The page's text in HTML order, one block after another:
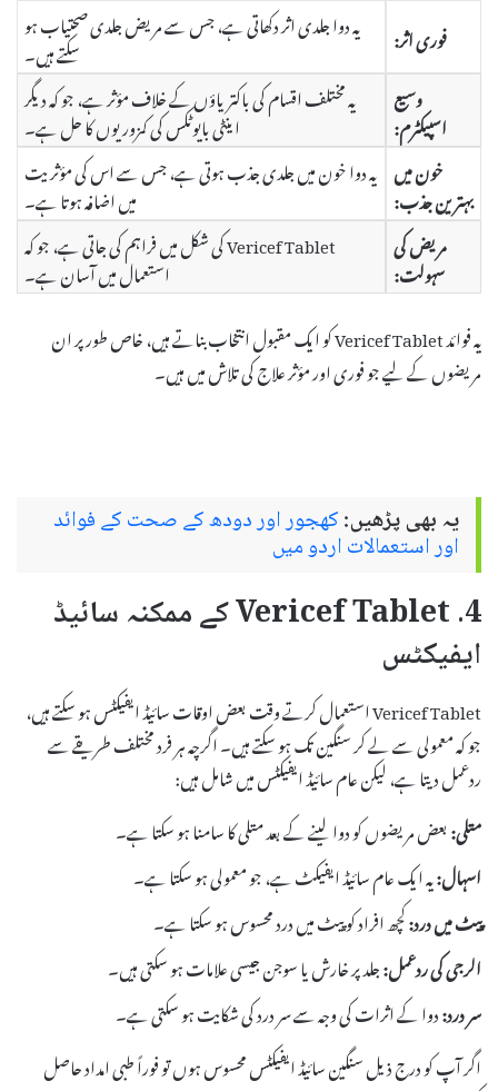
فوری اثر:
یہ دوا جلدی اثر دکھاتی ہے، جس سے مریض جلدی صحتیاب ہو
سکتے ہیں۔
وسیع
اسپیکٹرم:
یہ مختلف اقسام کی باکتریاؤں کے خلاف مؤثر ہے، جو کہ دیگر
اینٹی بایوٹکس کی کمزوریوں کا حل ہے۔
خون میں
بہترین جذب:
یہ دوا خون میں جلدی جذب ہوتی ہے، جس سے اس کی مؤثریت
میں اضافہ ہوتا ہے۔
مریض کی
سہولت:
Vericef Tablet کی شکل میں فراہم کی جاتی ہے، جو کہ
استعمال میں آسان ہے۔
یہ فوائد Vericef Tablet کو ایک مقبول انتخاب بناتے ہیں، خاص طور پر ان
مریضوں کے لیے جو فوری اور مؤثر علاج کی تلاش میں ہیں۔
یہ بھی پڑھیں:کھجور اور دودھ کے صحت کے فوائد
اور استعمالات اردو میں
4. Vericef Tablet کے ممکنہ سائیڈ
ایفیکٹس
Vericef Tablet استعمال کرتے وقت بعض اوقات سائیڈ ایفیکٹس ہو سکتے ہیں،
جو کہ معمولی سے لے کر سنگین تک ہو سکتے ہیں۔ اگرچہ ہر فرد مختلف طریقے سے
ردعمل دیتا ہے، لیکن عام سائیڈ ایفیکٹس میں شامل ہیں:
متلی:بعض مریضوں کو دوا لینے کے بعد متلی کا سامنا ہو سکتا ہے۔
اسہال:یہ ایک عام سائیڈ ایفیکٹ ہے، جو معمولی ہو سکتا ہے۔
پیٹ میں درد:کچھ افراد کو پیٹ میں درد محسوس ہو سکتا ہے۔
الرجی کی ردعمل:جلد پر خارش یا سوجن جیسی علامات ہو سکتی ہیں۔
سر درد:دوا کے اثرات کی وجہ سے سر درد کی شکایت ہو سکتی ہے۔
اگر آپ کو درج ذیل سنگین سائیڈ ایفیکٹس محسوس ہوں تو فوراً طبی امداد حاصل